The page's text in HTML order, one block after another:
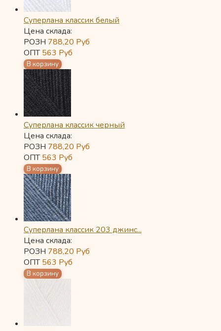
Суперлана классик белый
Цена склада:
РОЗН 788,20 Руб
ОПТ563 Руб
Суперлана классик черный
Цена склада:
РОЗН 788,20 Руб
ОПТ563 Руб
Суперлана классик 203 джинс...
Цена склада:
РОЗН 788,20 Руб
ОПТ563 Руб